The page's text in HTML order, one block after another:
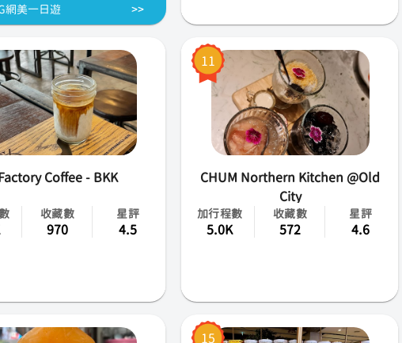
網美一日遊
Coffee - BKK
收藏數
970
星評
4.5
11
CHUM Northern Kitchen @Old
City
加行程數
5.0K
收藏數
572
星評
4.6
15